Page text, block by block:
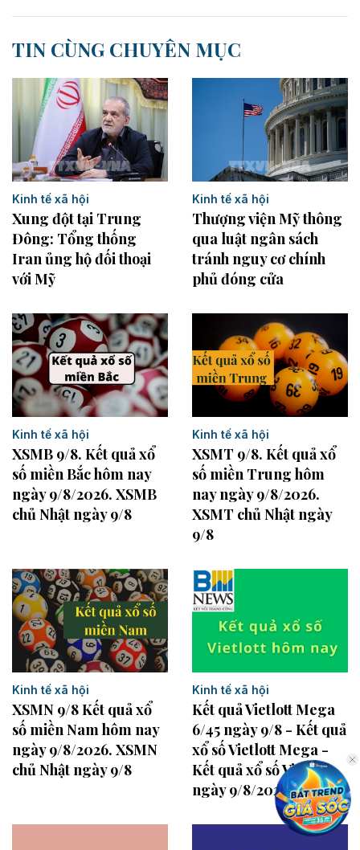
TIN CÙNG CHUYÊN MỤC
Kinh tế xã hội
Xung đột tại Trung
Đông: Tổng thống
Iran ủng hộ đối thoại
với Mỹ
Kinh tế xã hội
Thượng viện Mỹ thông
qua luật ngân sách
tránh nguy cơ chính
phủ đóng cửa
Kinh tế xã hội
XSMB 9/8. Kết quả xổ
số miền Bắc hôm nay
ngày 9/8/2026. XSMB
chủ Nhật ngày 9/8
Kinh tế xã hội
XSMT 9/8. Kết quả xổ
số miền Trung hôm
nay ngày 9/8/2026.
XSMT chủ Nhật ngày
9/8
Kinh tế xã hội
XSMN 9/8 Kết quả xổ
số miền Nam hôm nay
ngày 9/8/2026. XSMN
chủ Nhật ngày 9/8
Kinh tế xã hội
Kết quả Vietlott Mega
6/45 ngày 9/8 - Kết quả
xổ số Vietlott Mega -
Kết quả xổ số Vietlott
ngày 9/8/2026